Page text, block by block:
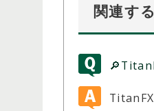
関連す